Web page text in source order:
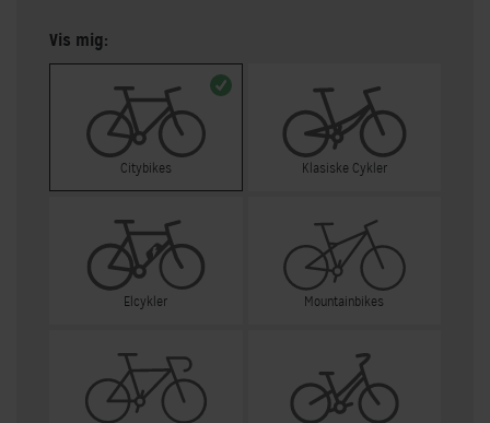
Vis mig:
Citybikes Klasiske Cykler
Elcykler Mountainbikes